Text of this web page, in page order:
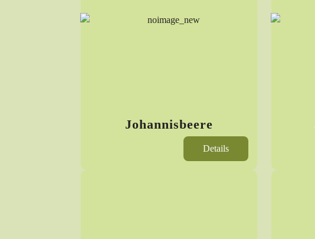
Johannisbeere
Details